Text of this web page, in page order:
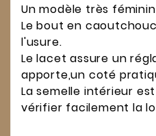
Un modèle très
Le bout en
l'usure.
Le lacet assure un
apporte,un coté
La semelle intérieur
vérifier facilement la